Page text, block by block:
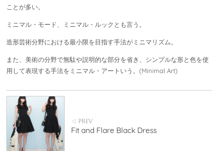
ことが多い。
ミニマル・モード、ミニマル・ルックとも言う。
造形芸術分野における最小限を目指す手法がミニマリズム。
また、美術の分野で無駄や説明的な部分を省き、シンプルな形と色を使
用して表現する手法をミニマル・アートいう。(Minimal Art)
◁ PREV
Fit and Flare Black Dress